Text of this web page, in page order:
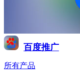
百度推广
所有产品